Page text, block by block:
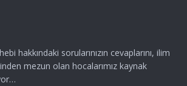
hakkındaki sorularınızın cevaplarını, ilim
mezun olan hocalarımız kaynak